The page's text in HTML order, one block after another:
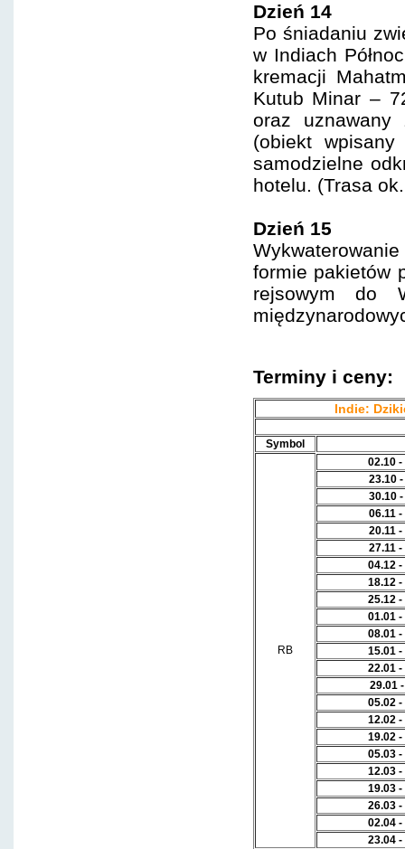
Dzień 14
Po śniadaniu
w Indiach
kremacji
Kutub Minar –
oraz uznawany
(obiekt
samodzielne
hotelu. (Trasa
Dzień 15
formie pakietów
rejsowym do
Terminy i ceny:
Indie:
Symbol
RB
02.10
23.10
30.10
06.11
20.11
27.11
04.12
18.12
25.12
01.01
08.01
15.01
22.01
29.01
05.02
12.02
19.02
05.03
12.03
19.03
26.03
02.04
23.04